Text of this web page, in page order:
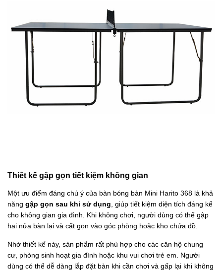
Thiết kế gập gọn tiết kiệm không gian
Một ưu điểm đáng chú ý của bàn bóng bàn Mini Harito 368 là khả
năng gập gọn sau khi sử dụng, giúp tiết kiệm diện tích đáng kể
cho không gian gia đình. Khi không chơi, người dùng có thể gập
hai nửa bàn lại và cất gọn vào góc phòng hoặc kho chứa đồ.
Nhờ thiết kế này, sản phẩm rất phù hợp cho các căn hộ chung
cư, phòng sinh hoạt gia đình hoặc khu vui chơi trẻ em. Người
dùng có thể dễ dàng lắp đặt bàn khi cần chơi và gấp lại khi không